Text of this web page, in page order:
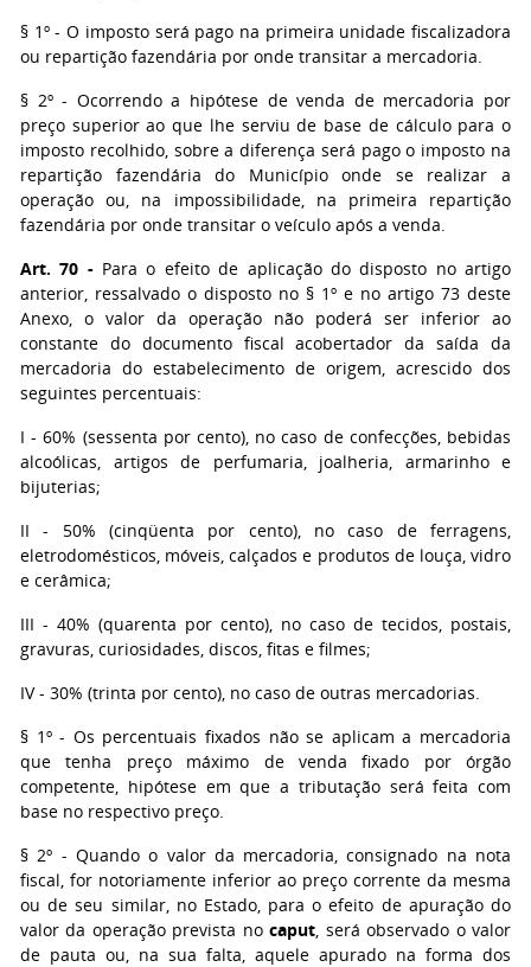
§ 1º- O imposto será pago na primeira unidade fiscalizadora
ou repartição fazendária por onde transitar a mercadoria.
§ 2º- Ocorrendo a hipótese de venda de mercadoria por
preço superior ao que lhe serviu de base de cálculo para o
imposto recolhido, sobre a diferença será pago o imposto na
repartição fazendária do Município onde se realizar a
operação ou, na impossibilidade, na primeira repartição
fazendária por onde transitar o veículo após a venda.
Art. 70 -Para o efeito de aplicação do disposto no artigo
anterior, ressalvado o disposto no § 1º e no artigo 73 deste
Anexo, o valor da operação não poderá ser inferior ao
constante do documento fiscal acobertador da saída da
mercadoria do estabelecimento de origem, acrescido dos
seguintes percentuais:
I - 60% (sessenta por cento), no caso de confecções, bebidas
alcoólicas, artigos de perfumaria, joalheria, armarinho e
bijuterias;
II - 50% (cinqüenta por cento), no caso de ferragens,
eletrodomésticos, móveis, calçados e produtos de louça, vidro
e cerâmica;
III - 40% (quarenta por cento), no caso de tecidos, postais,
gravuras, curiosidades, discos, fitas e filmes;
IV- 30% (trinta por cento), no caso de outras mercadorias.
§ 1º- Os percentuais fixados não se aplicam a mercadoria
que tenha preço máximo de venda fixado por órgão
competente, hipótese em que a tributação será feita com
base no respectivo preço.
§ 2º - Quando o valor da mercadoria, consignado na nota
fiscal, for notoriamente inferior ao preço corrente da mesma
ou de seu similar, no Estado, para o efeito de apuração do
valor da operação prevista nocaput, será observado o valor
de pauta ou, na sua falta, aquele apurado na forma dos